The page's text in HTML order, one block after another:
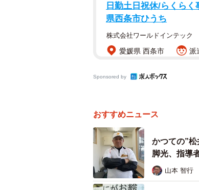
り組む姿勢と元気さを買わ
れた。
日勤土日祝休/らくら
県西条市ひうち
株式会社ワールドインテック
愛媛県 西条市 派
Sponsored by
おすすめニュース
かつての”
脚光、指導
山本 智行